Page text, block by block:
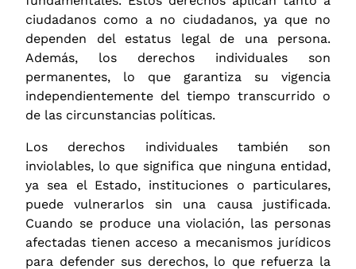
ciudadanos como a no ciudadanos, ya que no
dependen del estatus legal de una persona.
Además, los derechos individuales son
permanentes, lo que garantiza su vigencia
independientemente del tiempo transcurrido o
de las circunstancias políticas.
Los derechos individuales también son
inviolables, lo que significa que ninguna entidad,
ya sea el Estado, instituciones o particulares,
puede vulnerarlos sin una causa justificada.
Cuando se produce una violación, las personas
afectadas tienen acceso a mecanismos jurídicos
para defender sus derechos, lo que refuerza la